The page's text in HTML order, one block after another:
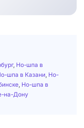
, Но-шпа в
шпа в Казани Но-
Но-шпа в
на-Дону